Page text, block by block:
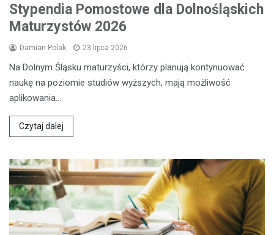
Stypendia Pomostowe dla Dolnośląskich
Maturzystów 2026
Damian Polak 23 lipca 2026
Na Dolnym Śląsku maturzyści, którzy planują kontynuować
naukę na poziomie studiów wyższych, mają możliwość
aplikowania…
Czytaj dalej